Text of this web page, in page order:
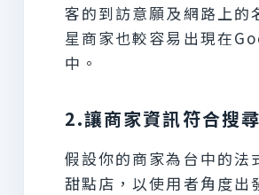
客的到訪意願及網路上的
星商家也較容易出現在
中。
2.讓商家資訊符合搜
假設你的商家為台中的法
甜點店，以使用者角度出